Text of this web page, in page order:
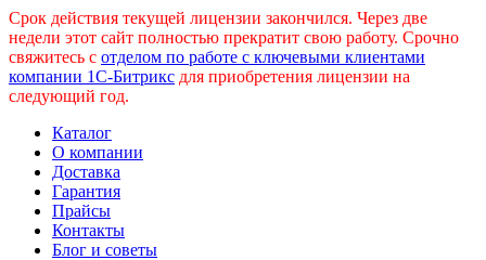
Срок действия текущей лицензии закончился. Через две
недели этот сайт полностью прекратит свою работу. Срочно
свяжитесь с отделом по работе с ключевыми клиентами
компании 1С-Битрикс для приобретения лицензии на
следующий год.
Каталог
О компании
Доставка
Гарантия
Прайсы
Контакты
Блог и советы